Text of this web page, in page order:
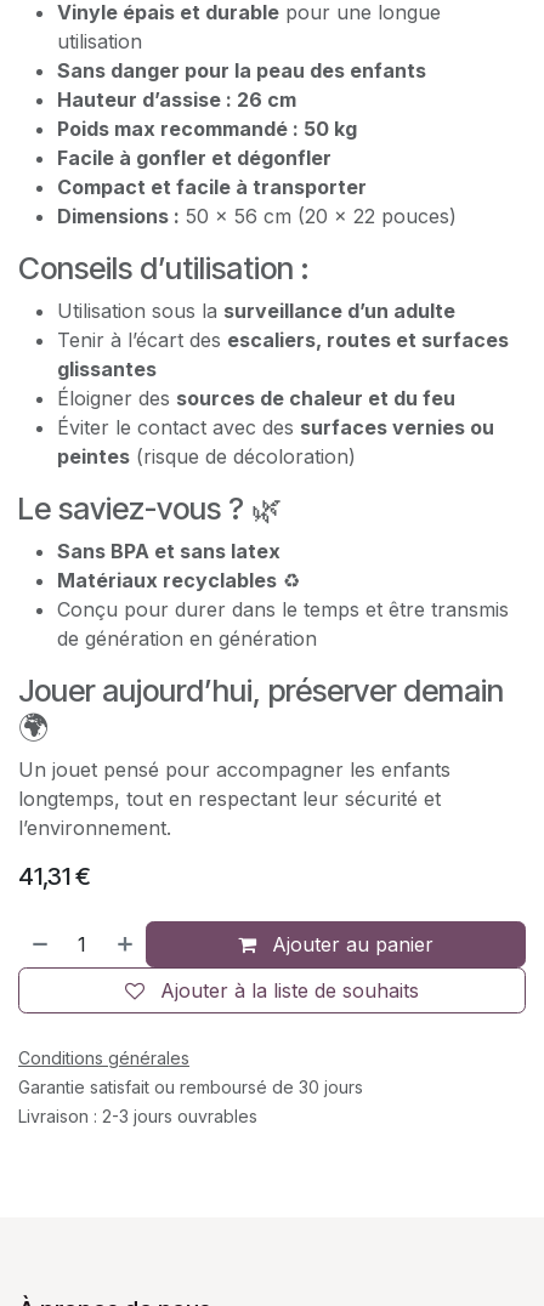
Vinyle épais et durable pour une longue
utilisation
Sans danger pour la peau des enfants
Hauteur d’assise : 26 cm
Poids max recommandé : 50 kg
Facile à gonfler et dégonfler
Compact et facile à transporter
Dimensions : 50 x 56 cm (20 x 22 pouces)
Conseils d’utilisation :
Utilisation sous la surveillance d’un adulte
Tenir à l’écart des escaliers, routes et surfaces
glissantes
Éloigner des sources de chaleur et du feu
Éviter le contact avec des surfaces vernies ou
peintes (risque de décoloration)
Le saviez-vous ? 🌿
Sans BPA et sans latex
Matériaux recyclables ♻️
Conçu pour durer dans le temps et être transmis
de génération en génération
Jouer aujourd’hui, préserver demain
🌍
Un jouet pensé pour accompagner les enfants
longtemps, tout en respectant leur sécurité et
l’environnement.
41,31€
Ajouter au panier
Ajouter à la liste de souhaits
Conditions générales
Garantie satisfait ou remboursé de 30 jours
Livraison : 2-3 jours ouvrables